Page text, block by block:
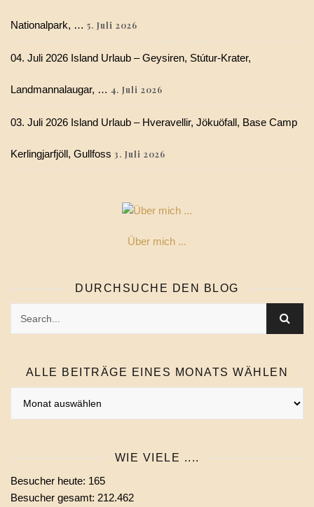
Nationalpark, … 5. Juli 2026
04. Juli 2026 Island Urlaub – Geysiren, Stútur-Krater,
Landmannalaugar, … 4. Juli 2026
03. Juli 2026 Island Urlaub – Hveravellir, Jökuöfall, Base Camp
Kerlingjarfjöll, Gullfoss 3. Juli 2026
Über mich ...
DURCHSUCHE DEN BLOG
ALLE BEITRÄGE EINES MONATS WÄHLEN
wählen
WIE VIELE ....
Besucher heute: 165
Besucher gesamt: 212.462